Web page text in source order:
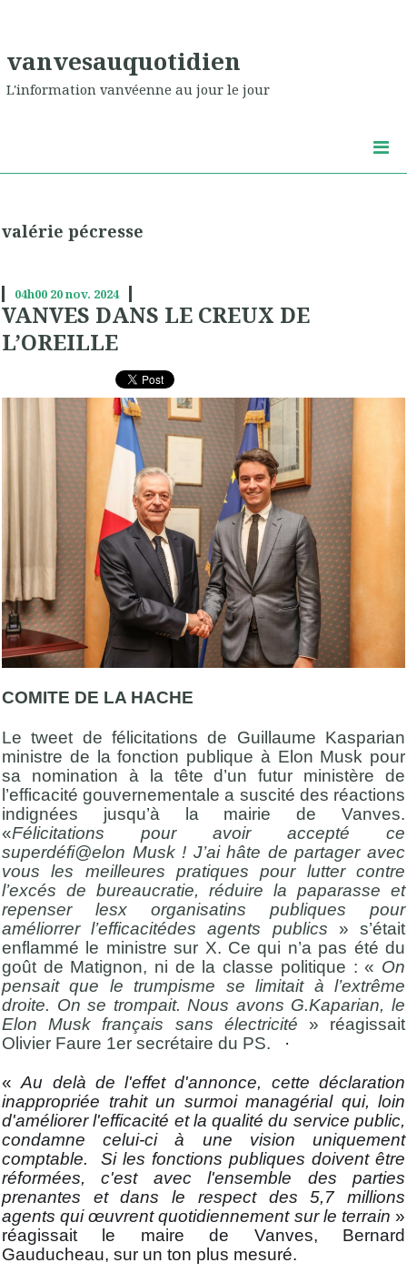
vanvesauquotidien
L'information vanvéenne au jour le jour
valérie pécresse
04h00 20nov. 2024
VANVES DANS LE CREUX DE
L’OREILLE
COMITE DE LA HACHE
Le tweet de félicitations de Guillaume Kasparian
ministre de la fonction publique à Elon Musk pour
sa nomination à la tête d’un futur ministère de
l’efficacité gouvernementale a suscité des réactions
indignées jusqu’à la mairie de Vanves.
«Félicitations pour avoir accepté ce
superdéfi@elon Musk ! J’ai hâte de partager avec
vous les meilleures pratiques pour lutter contre
l’excés de bureaucratie, réduire la paparasse et
repenser lesx organisatins publiques pour
améliorrer l’efficacitédes agents publics » s’était
enflammé le ministre sur X. Ce qui n’a pas été du
goût de Matignon, ni de la classe politique : « On
pensait que le trumpisme se limitait à l’extrême
droite. On se trompait. Nous avons G.Kaparian, le
Elon Musk français sans électricité » réagissait
Olivier Faure 1er secrétaire du PS. ·
«Au delà de l'effet d'annonce, cette déclaration
inappropriée trahit un surmoi managérial qui, loin
d'améliorer l'efficacité et la qualité du service public,
condamne celui-ci à une vision uniquement
comptable. Si les fonctions publiques doivent être
réformées, c'est avec l'ensemble des parties
prenantes et dans le respect des 5,7 millions
agents qui œuvrent quotidiennement sur le terrain »
réagissait le maire de Vanves, Bernard
Gauducheau, sur un ton plus mesuré.